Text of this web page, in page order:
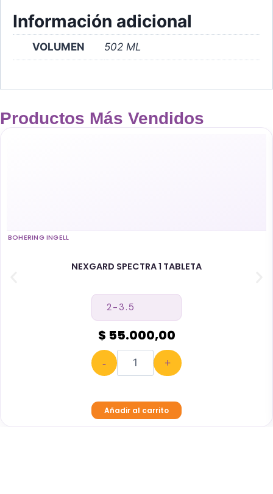
Información adicional
VOLUMEN 502 ML
Productos Más Vendidos
BOHERING INGELL
NEXGARD SPECTRA 1 TABLETA
$ 55.000,00
- +
Añadir al carrito